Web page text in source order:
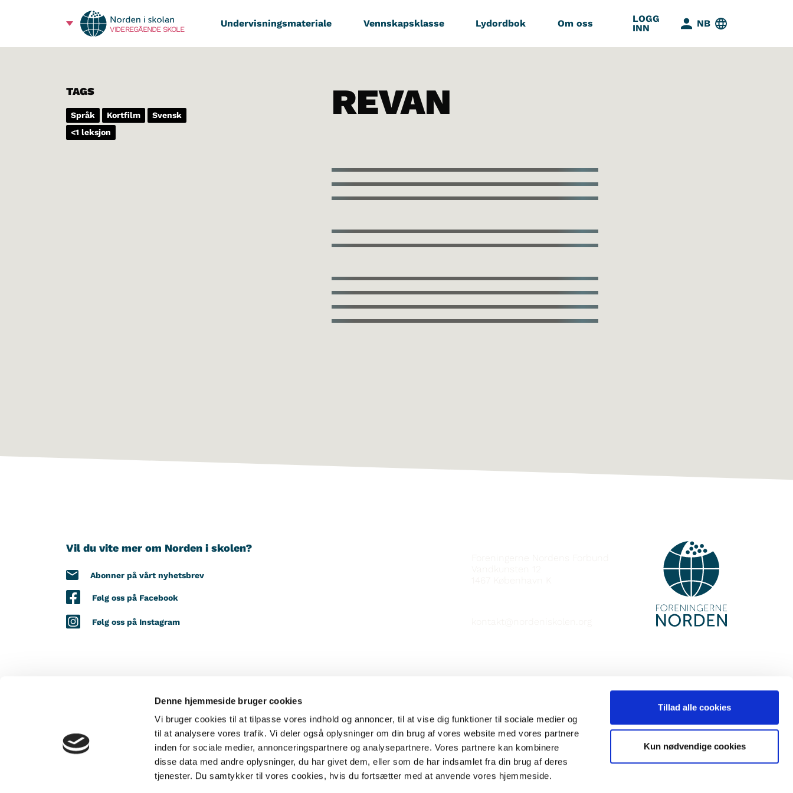
Denne hjemmeside bruger cookies
Vi bruger cookies til at tilpasse vores indhold og annoncer, til at vise dig funktioner til sociale medier og
til at analysere vores trafik. Vi deler også oplysninger om din brug af vores website med vores partnere
inden for sociale medier, annonceringspartnere og analysepartnere. Vores partnere kan kombinere
disse data med andre oplysninger, du har givet dem, eller som de har indsamlet fra din brug af deres
tjenester. Du samtykker til vores cookies, hvis du fortsætter med at anvende vores hjemmeside.
Tillad alle cookies
Kun nødvendige cookies
VIDEREGÅENDE SKOLE
Undervisningsmateriale Vennskapsklasse Lydordbok Om oss
LOGG
INN
NB
TAGS
Språk Kortfilm
Svensk
<1 leksjon
REVAN
Vil du vite mer om Norden i skolen?
Abonner på vårt nyhetsbrev
Følg oss på Facebook
Følg oss på Instagram